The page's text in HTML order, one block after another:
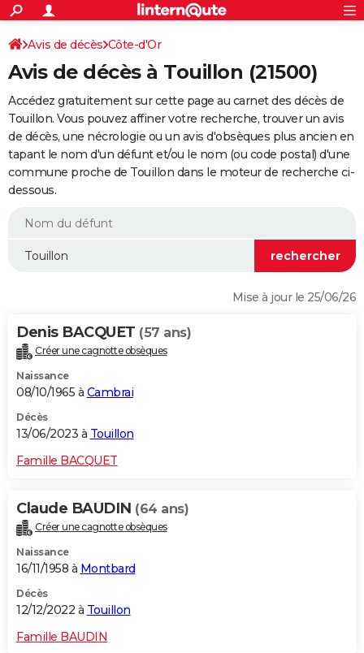
ACTUALITÉS
Politique
Société
Faits Divers
Education
Monde
Villes
+
SPORT
Coupe du monde 2026
Football
Tennis
Cyclisme
Rugby
Forum
Programme TV
TNT
Streaming
Cinéma
Sorties cinéma
Musique
+
FINANCE
Retraite
Epargne
Immobilier
Risques naturels par ville
Assurance
AUTO
Essais
Réserver un essai
Citadines
Berlines
SUV
Forum auto
+
HIGH-TECH
BRICOLAGE
WEEK-END
Alimentation
Guide de la santé
Maladies
Médicaments
Sommeil
VOYAGE
Destinations
City break
Voyage nature
Voyage de noces
Forum
Climat
+PHOTO
GUIDES D'ACHAT
Carte de Noël
Carte Bonne année
Carte Saint-Valentin
Carte Pâques
Carte d'anniversaire
DICTIONNAIRE
Dictionnaire
Biographies
Citations
Expressions
Proverbes
PROGRAMME TV
S'inscrire
Se connecter
Lycées
Collèges
Primaires
Universités
Entreprises
Service militaire
Avis de recherche
AVIS DE DÉCÈS
FORUM
Connexion
Avis de décès Côte-d'Or
Avis de décès à Touillon (21500)
Accédez gratuitement sur cette page au carnet des décès de
Touillon. Vous pouvez affiner votre recherche, trouver un avis
de décès, une nécrologie ou un avis d'obsèques plus ancien en
tapant le nom d'un défunt et/ou le nom (ou code postal) d'une
commune proche de Touillon dans le moteur de recherche ci-
dessous.
Mise à jour le 25/06/26
Denis BACQUET (57 ans)
Créer une cagnotte obsèques
Naissance
08/10/1965 à Cambrai
Décès
13/06/2023 à Touillon
Famille BACQUET
Claude BAUDIN (64 ans)
Créer une cagnotte obsèques
Naissance
16/11/1958 à Montbard
Décès
12/12/2022 à Touillon
Famille BAUDIN